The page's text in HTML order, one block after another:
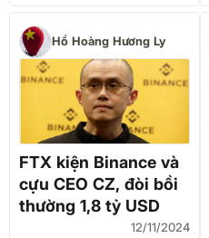
Hồ Hoàng Hương Ly
FTX kiện Binance và
cựu CEO CZ, đòi bồi
thường 1,8 tỷ USD
12/11/2024